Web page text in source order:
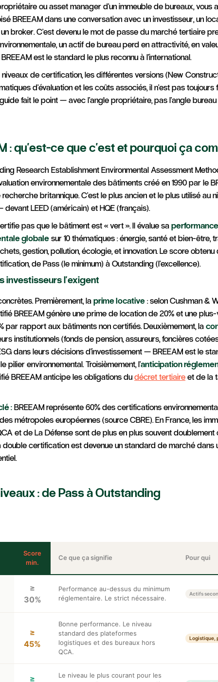
ou asset manager d'un immeuble de bureaux, vous
BREEAM dans une conversation avec un investisseur, un
broker. C'est devenu le mot de passe du marché tertiaire
un actif de bureau perd en attractivité, en
est le standard le plus reconnu à l'international.
de certification, les différentes versions (New
d'évaluation et les coûts associés, il n'est pas toujours
fait le point — avec l'angle propriétaire, pas l'angle
: qu'est-ce que c'est et pourquoi ça
Research Establishment Environmental Assessment
environnementale des bâtiments créé en 1990 par le
britannique. C'est le plus ancien et le plus utilisé au
LEED (américain) et HQE (français).
pas que le bâtiment est « vert ». Il évalue saperformance
globalesur 10 thématiques : énergie, santé et bien-être,
gestion, pollution, écologie, et innovation. Le score
de Pass (le minimum) à Outstanding (l'excellence).
investisseurs l'exigent
Premièrement, laprime locative: selon Cushman &
BREEAM génère une prime de location de 20% et une
par rapport aux bâtiments non certifiés. Deuxièmement, la
institutionnels (fonds de pension, assureurs, foncières
dans leurs décisions d'investissement — BREEAM est le
pilier environnemental. Troisièmement, l'anticipation
BREEAM anticipe les obligations dudécret tertiaireet de la
:BREEAM représente 60% des certifications
métropoles européennes (source CBRE). En France, les
et de La Défense sont de plus en plus souvent doublement
double certification est devenue un standard de marché dans
: de Pass à Outstanding
Score
min.
Ce que ça signifie Pour qui
≥
30%
Performance au-dessus du minimum
réglementaire. Le strict nécessaire.
Actifs
≥
45%
Bonne performance. Le niveau
standard des plateformes
logistiques et des bureaux hors
QCA.
Logistique,
≥
Le niveau le plus courant pour les